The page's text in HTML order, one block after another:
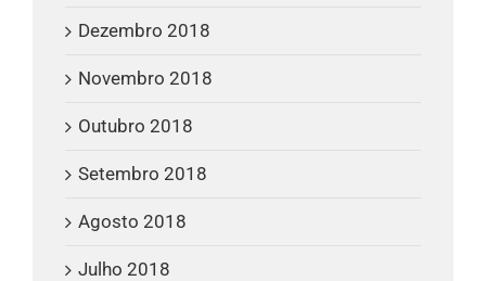
Dezembro 2018
Novembro 2018
Outubro 2018
Setembro 2018
Agosto 2018
Julho 2018